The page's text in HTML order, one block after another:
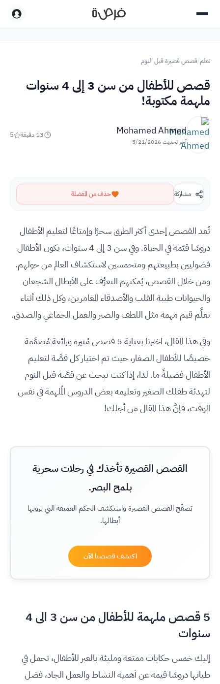
تعلم/قصص قصيرة قبل النوم
قصص للأطفال من سن 3 إلى 4 سنوات
ملهمة مكتوبة!
Mohamed Ahmed
آخر تحديث5/21/2026
13 دقيقة 5
مشاركة حذف من المفضلة
تُعد القصص إحدى أكثر الطرق سحرًا وإمتاعًا لتعليم الأطفال
دروسًا قيّمة في الحياة. وفي سن 3 إلى 4 سنوات، يكون الأطفال
فضوليين بطبيعتهم ومتحمسين لاستكشاف العالم من حولهم.
ومن خلال القصص، يُمكنهم التعرُّف على الأبطال الشجعان
والحيوانات طيبة القلب والأصدقاء المغامرين، وكل ذلك أثناء
تعلُّم قيم مهمة مثل اللطف والصبر والعمل الجماعي والصدق.
وفي هذا المقال، اخترنا بعناية 5 قصص مُثيرة ورائعة مُصمَّمة
خصيصًا للأطفال الصغار، حيث تم اختيار كل قصَّة لتعليم
الأطفال فضيلةً ما. لذا، إذا كنت تبحث عن قصَّة قبل النوم
لتهدئة طفلك الصغير وتعليمه بعض الدروس المُلهمة في نفس
الوقت، فإنَّ هذا المقال من أجلك!
القصص القصيرة تأخذك في رحلات سحرية
بلمح البصر.
تصفّح القصص القصيرة واستكشف الحكم العميقة التي يرويها
أبطالها.
اكتشف قصصنا الآن
5 قصص ملهمة للأطفال من سن 3 الى 4
سنوات
إليك خمس حكايات ممتعة ومليئة بالعبر للأطفال، تحمل في
طياتها دروسًا قيمة عن أهمية النشاط والعمل الجاد، فضل